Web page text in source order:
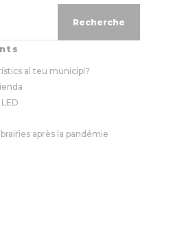
al teu municipi?
après la pandémie